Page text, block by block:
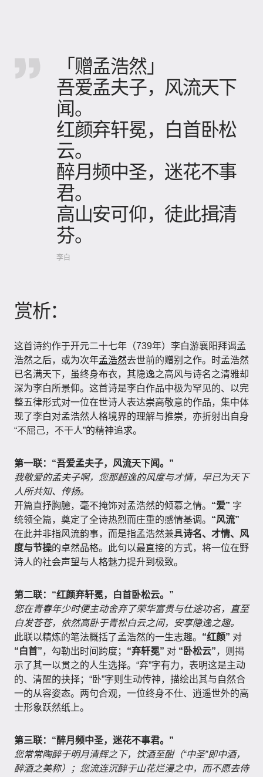
「赠孟浩然」
吾爱孟夫子，风流天下
闻。
红颜弃轩冕，白首卧松
云。
醉月频中圣，迷花不事
君。
高山安可仰，徒此揖清
芬。
李白
赏析：
这首诗约作于开元二十七年（739年）李白游襄阳拜谒孟
浩然之后，或为次年孟浩然去世前的赠别之作。时孟浩然
已名满天下，虽终身布衣，其隐逸之高风与诗名之清雅却
深为李白所景仰。这首诗是李白作品中极为罕见的、以完
整五律形式对一位在世诗人表达崇高敬意的作品，集中体
现了李白对孟浩然人格境界的理解与推崇，亦折射出自身
“不屈己，不干人”的精神追求。
第一联：“吾爱孟夫子，风流天下闻。”
我敬爱的孟夫子啊，您那超逸的风度与才情，早已为天下
人所共知、传扬。
开篇直抒胸臆，毫不掩饰对孟浩然的倾慕之情。 “爱” 字
统领全篇，奠定了全诗热烈而庄重的感情基调。 “风流”
在此并非指风流韵事，而是指孟浩然兼具诗名、才情、风
度与节操的卓然品格。此句以最直接的方式，将一位在野
诗人的社会声望与人格魅力提升到极致。
第二联：“红颜弃轩冕，白首卧松云。”
您在青春年少时便主动舍弃了荣华富贵与仕途功名，直至
白发苍苍，依然高卧于青松白云之间，安享隐逸之趣。
此联以精炼的笔法概括了孟浩然的一生志趣。 “红颜” 对
“白首”，勾勒出时间跨度； “弃轩冕” 对 “卧松云”，则揭
示了其一以贯之的人生选择。“弃”字有力，表明这是主动
的、清醒的抉择；“卧”字则生动传神，描绘出其与自然合
一的从容姿态。两句合观，一位终身不仕、逍遥世外的高
士形象跃然纸上。
第三联：“醉月频中圣，迷花不事君。”
您常常陶醉于明月清辉之下，饮酒至酣（“中圣”即中酒，
醉酒之美称）；您流连沉醉于山花烂漫之中，而不愿去侍